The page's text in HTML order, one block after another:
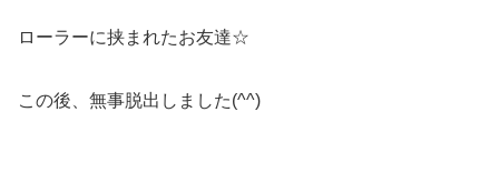
ローラーに挟まれたお友達☆
この後、無事脱出しました(^^)